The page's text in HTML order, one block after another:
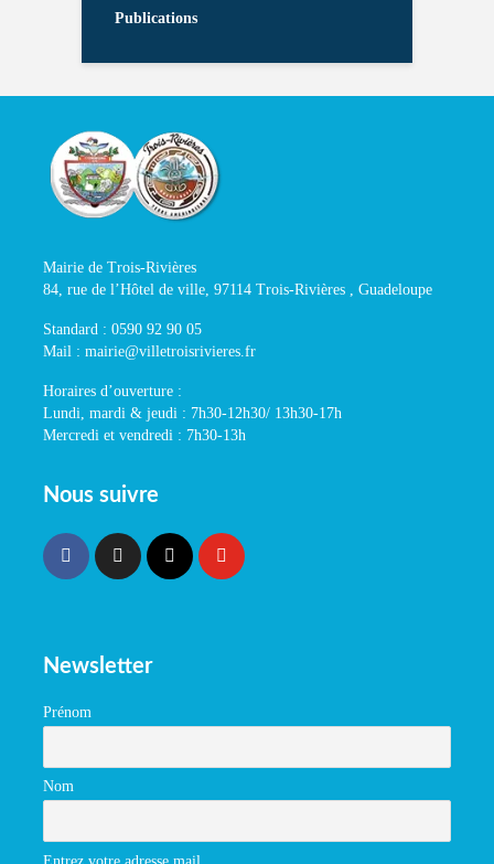
Publications
Mairie de Trois-Rivières
84, rue de l’Hôtel de ville, 97114 Trois-Rivières , Guadeloupe
Standard : 0590 92 90 05
Mail : mairie@villetroisrivieres.fr
Horaires d’ouverture :
Lundi, mardi & jeudi : 7h30-12h30/ 13h30-17h
Mercredi et vendredi : 7h30-13h
Nous suivre
Newsletter
Prénom
Nom